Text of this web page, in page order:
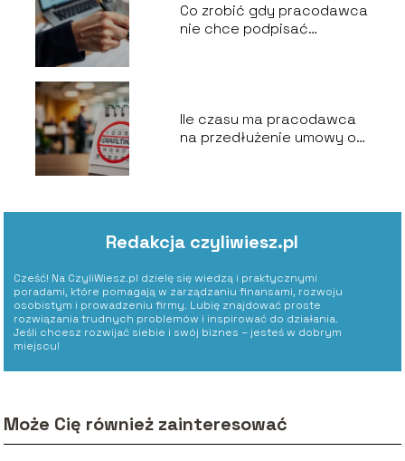
Co zrobić gdy pracodawca
nie chce podpisać
Ile czasu ma pracodawca
na przedłużenie umowy o
Redakcja czyliwiesz.pl
Cześć! Na CzyliWiesz.pl dzielę się wiedzą i praktycznymi
poradami, które pomagają w zarządzaniu finansami, rozwoju
osobistym i prowadzeniu firmy. Lubię znajdować proste
rozwiązania trudnych problemów i inspirować do działania.
Jeśli chcesz rozwijać siebie i swój biznes – jesteś w dobrym
miejscu!
Może Cię również zainteresować